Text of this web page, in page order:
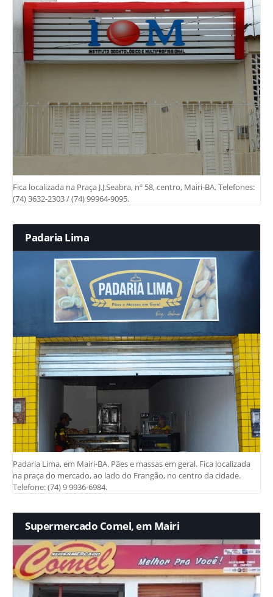
Fica localizada na Praça J.J.Seabra, nº 58, centro, Mairi-BA. Telefones:
(74) 3632-2303 / (74) 99964-9095.
Padaria Lima
Padaria Lima, em Mairi-BA. Pães e massas em geral. Fica localizada
na praça do mercado, ao lado do Frangão, no centro da cidade.
Telefone: (74) 9 9936-6984.
Supermercado Comel, em Mairi